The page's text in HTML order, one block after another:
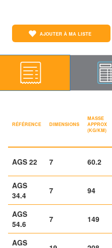
AJOUTER À MA LISTE
RÉFÉRENCE DIMENSIONS
MASSE
APPROX
(KG/KM)
AGS 22 7 60.2
AGS
34.4
7 94
AGS
54.6
7 149
AGS